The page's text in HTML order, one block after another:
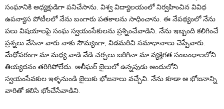
సంఘానికి అధ్యక్షుడిగా పనిచేసాను. విశ్వ విద్యాలయంలో నిర్వహించిన వివిధ
ఉపన్యాస పోటీలలో నేను బంగారు పతకాలను సాధించాను. ఈ నేపథ్యంలో నేను
పలు విషయాలపై సంఘ స్వయంసేకులను ప్రశ్నించేవాడిని. నేను ఇబ్బంది కలిగించే
ప్రశ్నలు వేసినా వారు నాకు సౌమ్యంగా, విడమరిచి సమాధానాలు చెప్పేవారు.
మేధోపరంగా మా మధ్య వాడి వేడి చర్చలు జరిగినా మా వ్యక్తిగత సంబంధాలలోని
తియ్యదనం తరిగిపోలేదు. అలీఘర్‌ జైలులో ఉన్నపుడు అందులోని
స్వయంసేవకుల ఇళ్ళనుండి జైలుకు భోజనాలు వచ్చేవి. నేను కూడా ఆ భోజనాన్ని
వారితో కలిసి భోంచేసేవాడిని.